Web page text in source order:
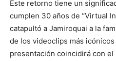
Este retorno tiene un
cumplen 30 años de “Virtual
catapultó a Jamiroquai a la
de los videoclips más
presentación coincidirá con